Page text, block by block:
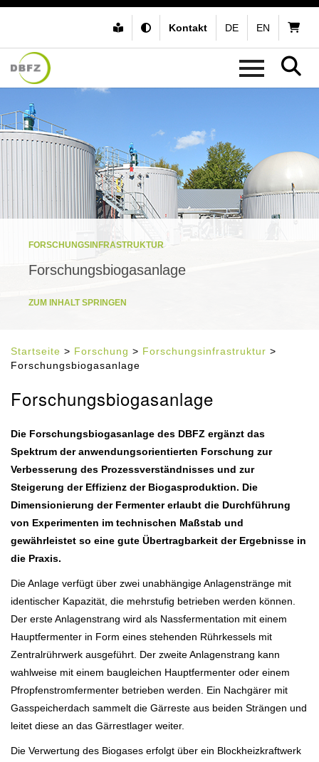
Kontakt DE EN
FORSCHUNGSINFRASTRUKTUR
Forschungsbiogasanlage
ZUM INHALT SPRINGEN
Startseite > Forschung > Forschungsinfrastruktur >
Forschungsbiogasanlage
Forschungsbiogasanlage
Die Forschungsbiogasanlage des DBFZ ergänzt das
Spektrum der anwendungsorientierten Forschung zur
Verbesserung des Prozessverständnisses und zur
Steigerung der Effizienz der Biogasproduktion. Die
Dimensionierung der Fermenter erlaubt die Durchführung
von Experimenten im technischen Maßstab und
gewährleistet so eine gute Übertragbarkeit der Ergebnisse in
die Praxis.
Die Anlage verfügt über zwei unabhängige Anlagenstränge mit
identischer Kapazität, die mehrstufig betrieben werden können.
Der erste Anlagenstrang wird als Nassfermentation mit einem
Hauptfermenter in Form eines stehenden Rührkessels mit
Zentralrührwerk ausgeführt. Der zweite Anlagenstrang kann
wahlweise mit einem baugleichen Hauptfermenter oder einem
Pfropfenstromfermenter betrieben werden. Ein Nachgärer mit
Gasspeicherdach sammelt die Gärreste aus beiden Strängen und
leitet diese an das Gärrestlager weiter.
Die Verwertung des Biogases erfolgt über ein Blockheizkraftwerk